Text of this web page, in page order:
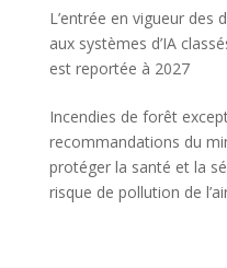
L’entrée en vigueur des
aux systèmes d’IA
est reportée à 2027
Incendies de forêt
recommandations du
protéger la santé et la
risque de pollution de